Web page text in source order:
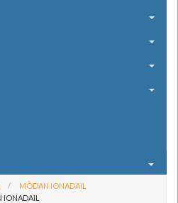
MÒDAN IONADAIL